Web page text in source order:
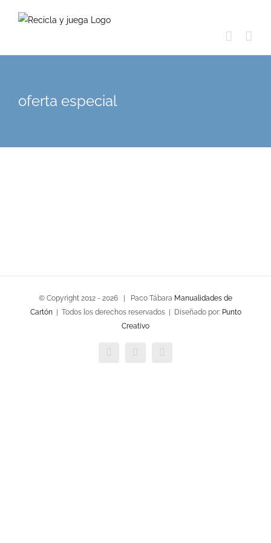
oferta especial
© Copyright 2012 - 2026 | Paco Tábara Manualidades de
Cartón| Todos los derechos reservados | Diseñado por: Punto
Creativo
FacebookTwitter